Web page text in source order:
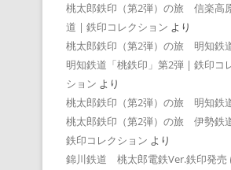
桃太郎鉄印（第2弾）の旅 信楽高
道 | 鉄印コレクション より
桃太郎鉄印（第2弾）の旅 明知鉄
明知鉄道「桃鉄印」第2弾 | 鉄印コ
ション より
桃太郎鉄印（第2弾）の旅 明知鉄
桃太郎鉄印（第2弾）の旅 伊勢鉄
鉄印コレクション より
錦川鉄道 桃太郎電鉄Ver.鉄印発売